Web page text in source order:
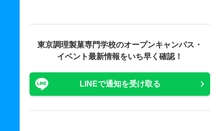
東京調理製菓専門学校のオープンキャンパス・
イベント最新情報をいち早く確認！
LINEで通知を受け取る